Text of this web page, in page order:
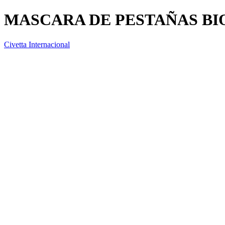
MASCARA DE PESTAÑAS
Civetta Internacional